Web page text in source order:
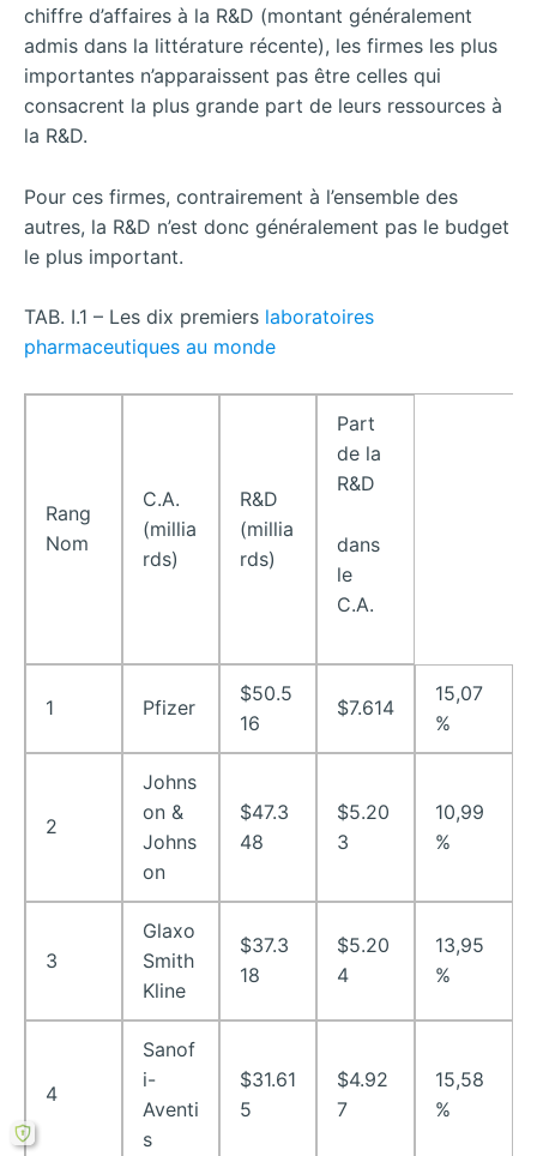
chiffre d’affaires à la R&D (montant généralement
admis dans la littérature récente), les firmes les plus
importantes n’apparaissent pas être celles qui
consacrent la plus grande part de leurs ressources à
la R&D.
Pour ces firmes, contrairement à l’ensemble des
autres, la R&D n’est donc généralement pas le budget
le plus important.
TAB. I.1 – Les dix premiers laboratoires
pharmaceutiques au monde
Rang
Nom
C.A.
(millia
rds)
R&D
(millia
rds)
Part
de la
R&D
dans
le
C.A.
1 Pfizer
$50.5
16
$7.614
15,07
%
2
Johns
on &
Johns
on
$47.3
48
$5.20
3
10,99
%
3
Glaxo
Smith
Kline
$37.3
18
$5.20
4
13,95
%
4
Sanof
i-
Aventi
s
$31.61
5
$4.92
7
15,58
%